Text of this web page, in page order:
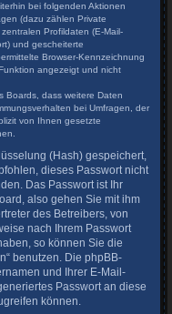
bei folgenden Aktionen
(dazu zählen Private
Profildaten (E-Mail-
und gescheiterte
Browser-Kennzeichnung
angezeigt und nicht
Boards, dass weitere Daten
bei Umfragen, der
von Ihnen gesetzte
(Hash) gespeichert,
dieses Passwort nicht
Das Passwort ist Ihr
also gehen Sie mit ihm
des Betreibers, von
nach Ihrem Passwort
so können Sie die
benutzen. Die phpBB-
und Ihrer E-Mail-
Passwort an diese
können.